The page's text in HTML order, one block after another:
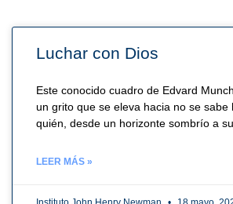
Luchar con Dios
Este conocido cuadro de Edvard
un grito que se eleva hacia no se sabe
quién, desde un horizonte sombrío a
LEER MÁS »